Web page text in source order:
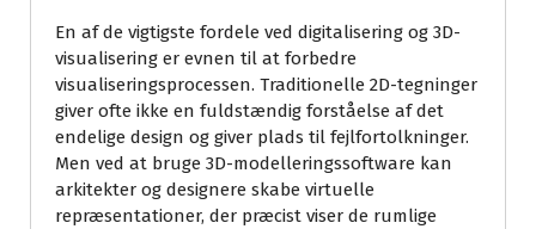
En af de vigtigste fordele ved digitalisering og 3D-
visualisering er evnen til at forbedre
visualiseringsprocessen. Traditionelle 2D-tegninger
giver ofte ikke en fuldstændig forståelse af det
endelige design og giver plads til fejlfortolkninger.
Men ved at bruge 3D-modelleringssoftware kan
arkitekter og designere skabe virtuelle
repræsentationer, der præcist viser de rumlige